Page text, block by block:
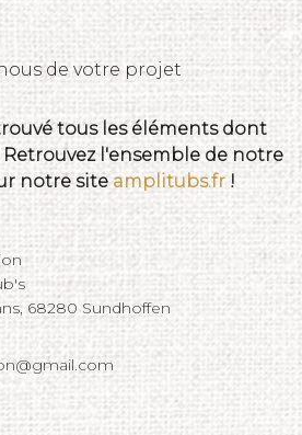
de votre projet
tous les éléments dont
Retrouvez l'ensemble de notre
notre site amplitubs.fr !
68280 Sundhoffen